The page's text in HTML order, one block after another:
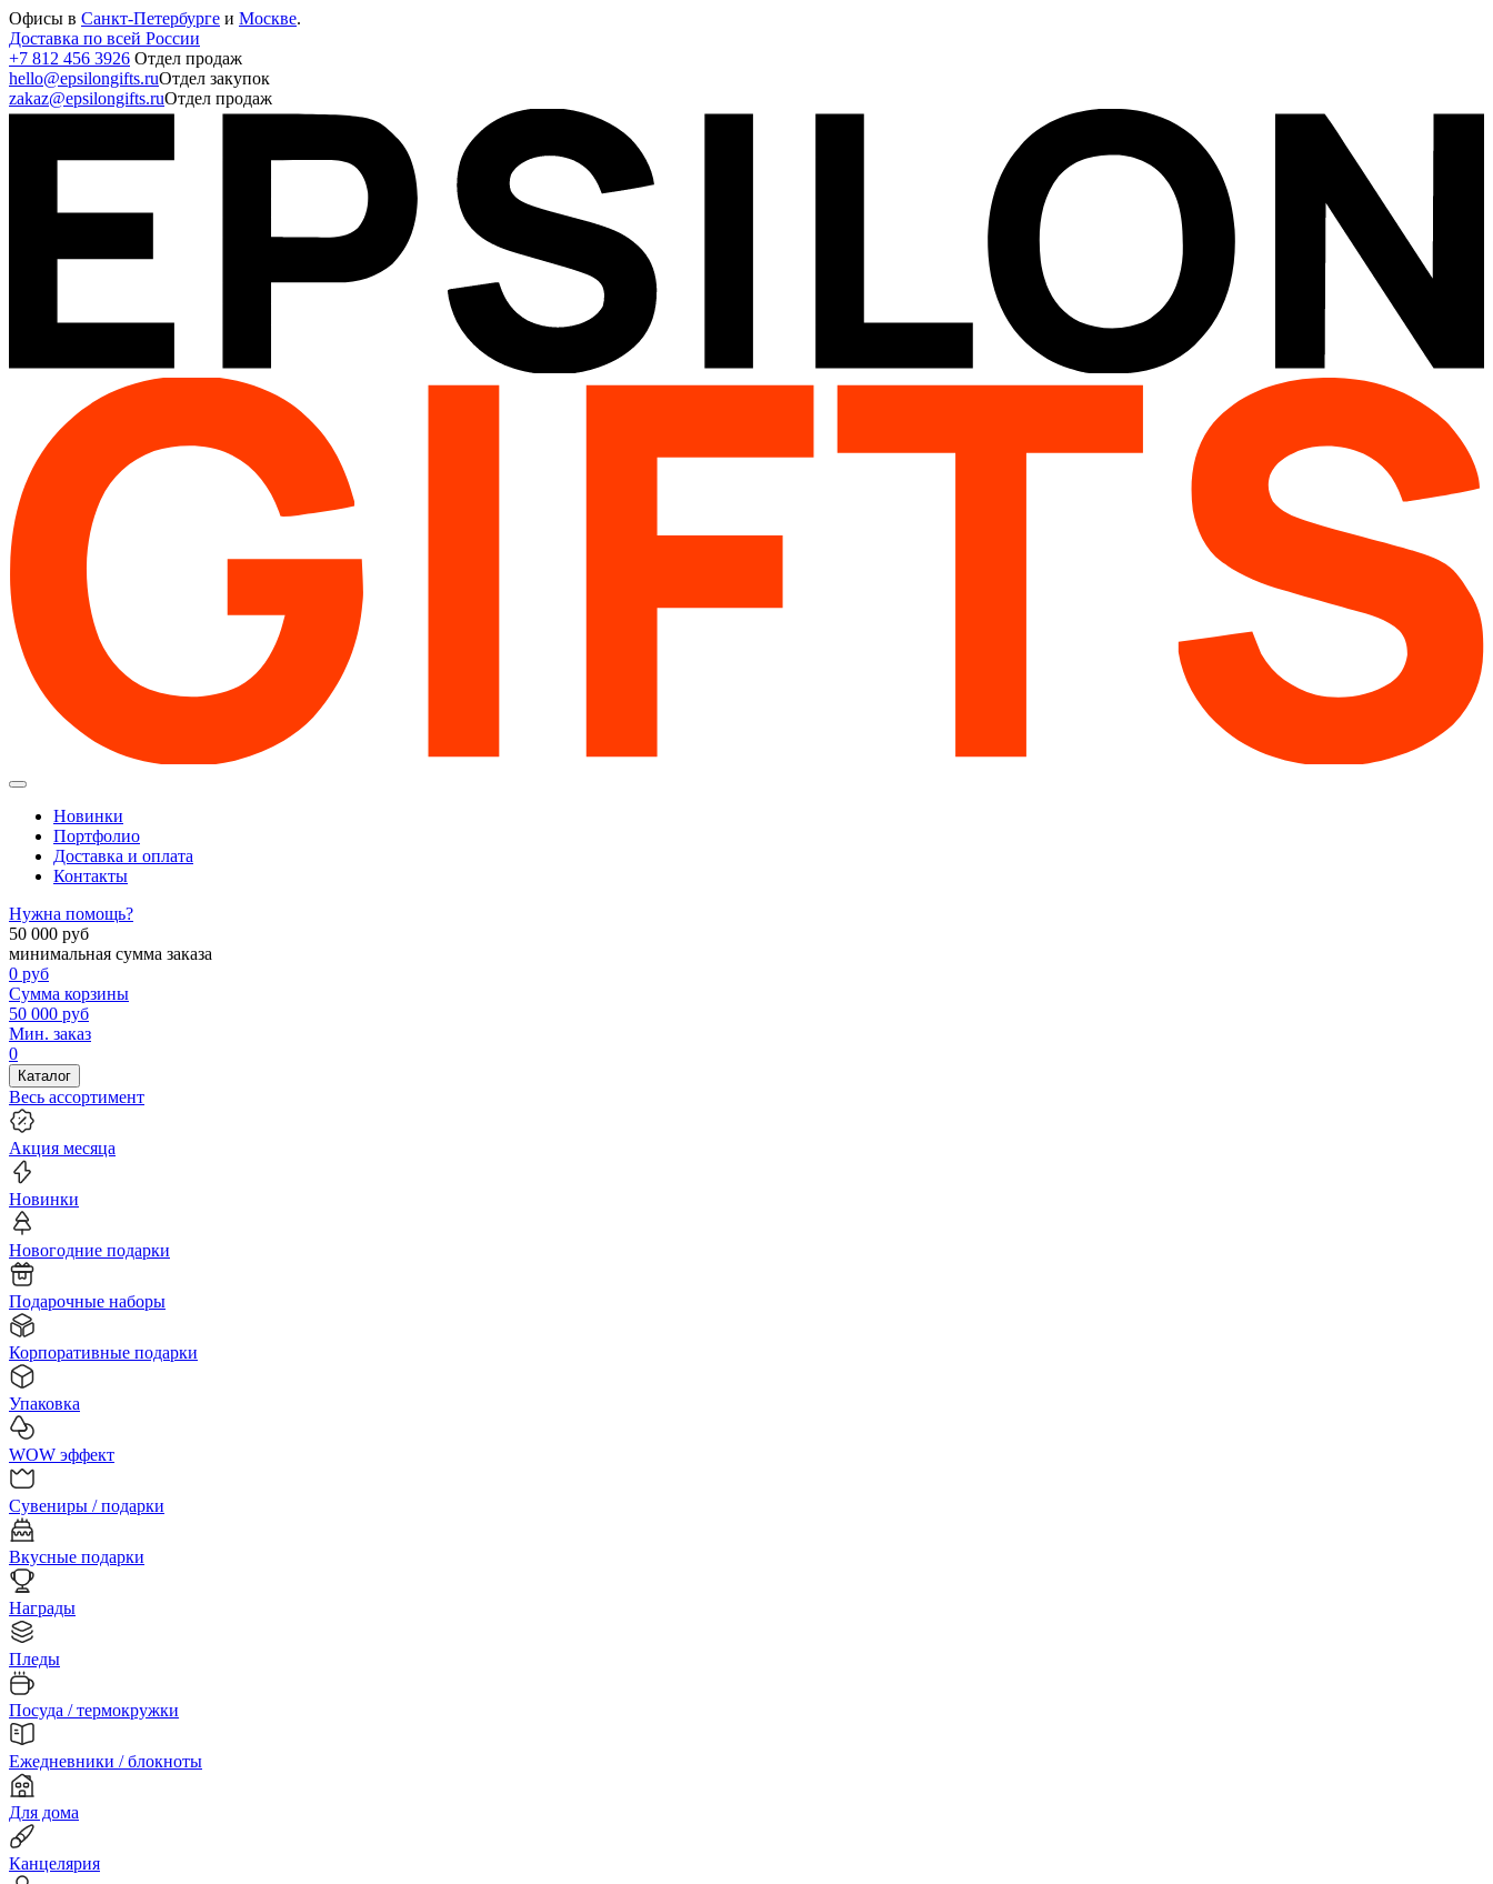
Офисы в Санкт-Петербурге и Москве.
Доставка по всей России
+7 812 456 3926 Отдел продаж
hello@epsilongifts.ruОтдел закупок
zakaz@epsilongifts.ruОтдел продаж
Новинки
Портфолио
Доставка и оплата
Контакты
Нужна помощь?
50 000 руб
минимальная сумма заказа
0 руб
Сумма корзины
50 000 руб
Мин. заказ
0
Каталог
Весь ассортимент
Акция месяца
Новинки
Новогодние подарки
Подарочные наборы
Корпоративные подарки
Упаковка
WOW эффект
Сувениры / подарки
Вкусные подарки
Награды
Пледы
Посуда / термокружки
Ежедневники / блокноты
Для дома
Канцелярия